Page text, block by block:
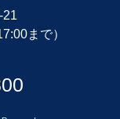
21
まで）